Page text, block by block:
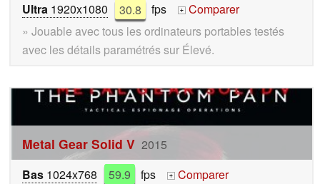
Ultra 1920x1080 30.8 fps +
Comparer
» Jouable avec tous les ordinateurs portables testés
avec les détails paramétrés sur Élevé.
Metal Gear Solid V 2015
Bas 1024x768 59.9 fps + Comparer